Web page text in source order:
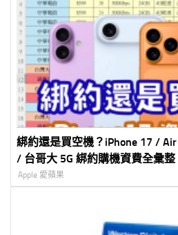
綁約還是買空機？iPhone 17 /
/ 台哥大 5G 綁約購機資費全彙
Apple 愛蘋果